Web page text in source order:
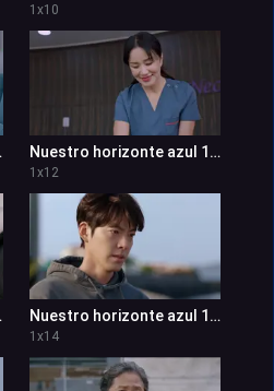
1 x10
Nuestro horizonte azul 1x12
1 x12
Nuestro horizonte azul 1x14
1 x14